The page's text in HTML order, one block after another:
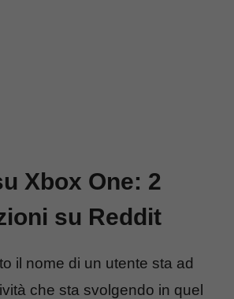
Xbox One: 2
su Reddit
il nome di un utente sta ad
che sta svolgendo in quel